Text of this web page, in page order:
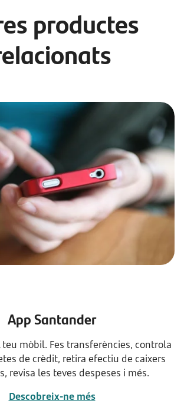
productes
App Santander
teu mòbil. Fes transferències, controla
de crèdit, retira efectiu de caixers
revisa les teves despeses i més.
Descobreix-ne més